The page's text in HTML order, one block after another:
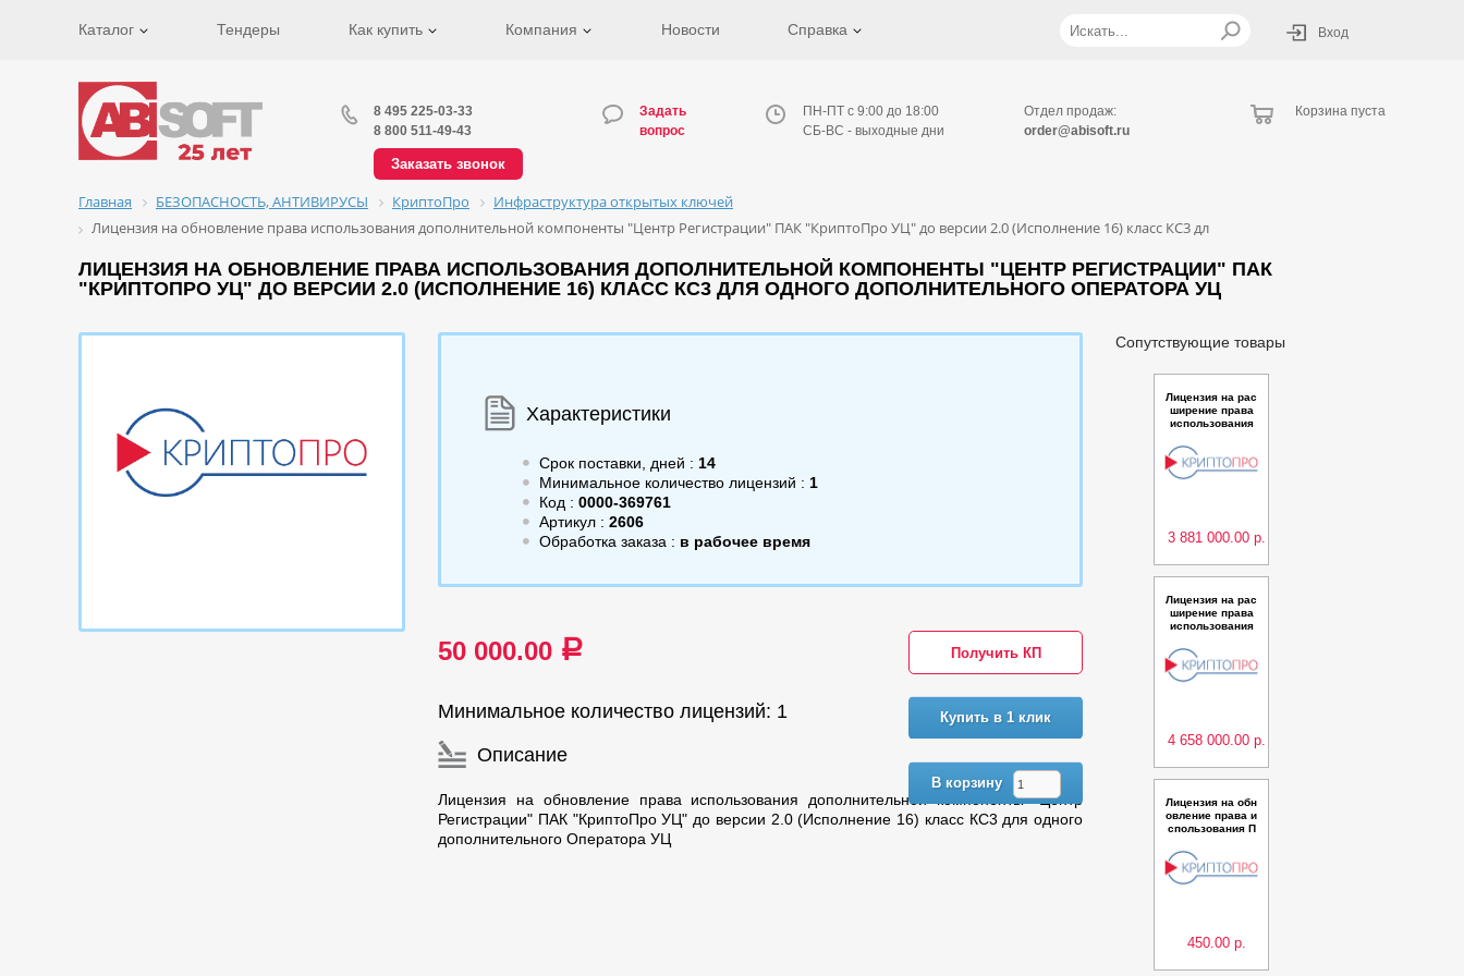
Каталог Тендеры Как купить Компания Новости Справка Вход
8 495 225-03-33
8 800 511-49-43
Заказать звонок
Задать
вопрос
ПН-ПТ с 9:00 до 18:00
СБ-ВС - выходные дни
Отдел продаж:
order@abisoft.ru
Корзина пуста
Главная БЕЗОПАСНОСТЬ, АНТИВИРУСЫ КриптоПро
Инфраструктура открытых ключей
Лицензия на обновление права использования дополнительной компоненты "Центр Регистрации" ПАК "КриптоПро УЦ" до версии 2.0 (Исполнение 16) класс КС3 дл
ЛИЦЕНЗИЯ НА ОБНОВЛЕНИЕ ПРАВА ИСПОЛЬЗОВАНИЯ ДОПОЛНИТЕЛЬНОЙ КОМПОНЕНТЫ "ЦЕНТР РЕГИСТРАЦИИ" ПАК
"КРИПТОПРО УЦ" ДО ВЕРСИИ 2.0 (ИСПОЛНЕНИЕ 16) КЛАСС КС3 ДЛЯ ОДНОГО ДОПОЛНИТЕЛЬНОГО ОПЕРАТОРА УЦ
Характеристики
Срок поставки, дней : 14
Минимальное количество лицензий : 1
Код : 0000-369761
Артикул : 2606
Обработка заказа : в рабочее время
50 000.00 a Получить КП
Купить в 1 клик
В корзину
Минимальное количество лицензий: 1
Описание
Лицензия на обновление права использования дополнительной компоненты "Центр
Регистрации" ПАК "КриптоПро УЦ" до версии 2.0 (Исполнение 16) класс КС3 для одного
дополнительного Оператора УЦ
Сопутствующие товары
Лицензия на рас
ширение права
использования
яющий центр "К
риптоПро УЦ" ве
рсии 2.0 (Испол
3 881 000.00 р.
Лицензия на рас
ширение права
использования
яющий центр "К
риптоПро УЦ" ве
рсии 2.0 (Испол
4 658 000.00 р.
Лицензия на обн
овление права и
спользования П
vocation Provide
r до версии ПО
КриптоПро Revo
450.00 р.